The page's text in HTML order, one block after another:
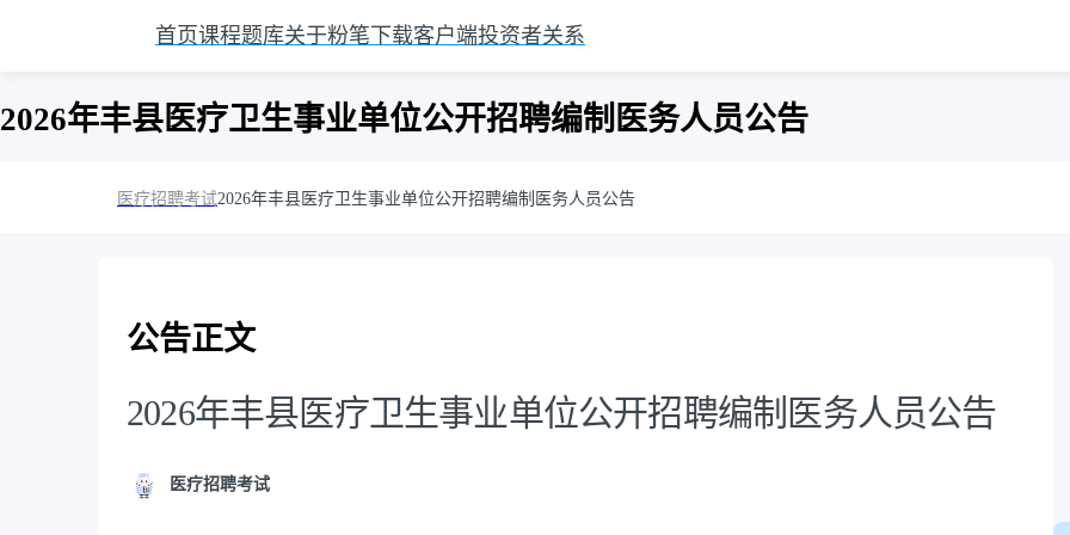
首页课程题库关于粉笔 下载客户端投资者关系
2026年丰县医疗卫生事业单位公开招聘编制医务人员公告
医疗招聘考试2026年丰县医疗卫生事业单位公开招聘编制医务人员公告
公告正文
2026年丰县医疗卫生事业单位公开招聘编制医务人员公告
医疗招聘考试